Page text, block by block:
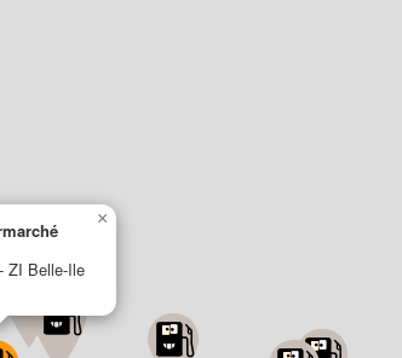
ZI Belle-Ile
×